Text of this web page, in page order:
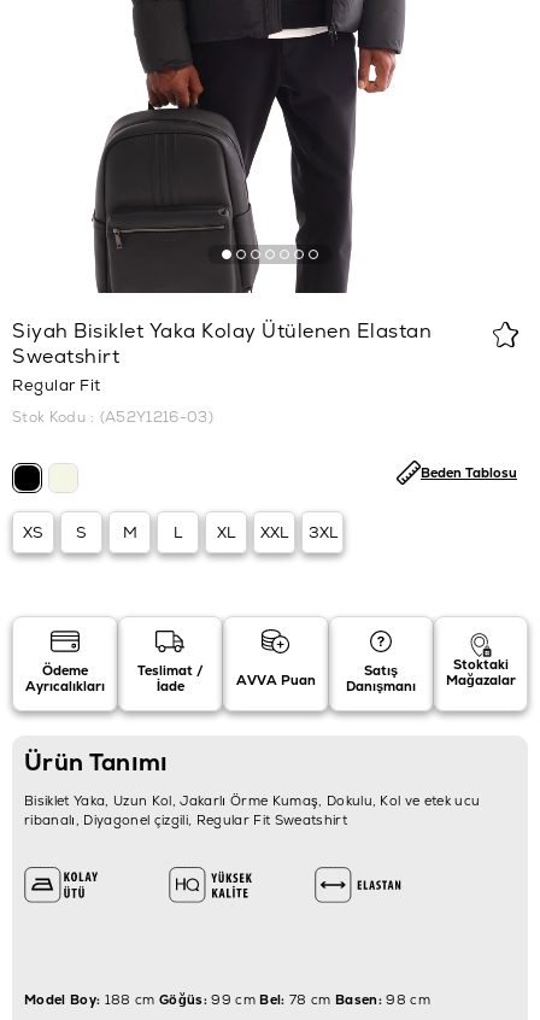
Siyah Bisiklet Yaka Kolay Ütülenen Elastan
Sweatshirt
Regular Fit
Stok Kodu (A52Y1216-03)
XS S M L XL XXL 3XL
Beden Tablosu
Ödeme
Ayrıcalıkları
Teslimat /
İade
AVVA Puan
Satış
Danışmanı
Stoktaki
Mağazalar
Ürün Tanımı
Bisiklet Yaka, Uzun Kol, Jakarlı Örme Kumaş, Dokulu, Kol ve etek ucu
ribanalı, Diyagonel çizgili, Regular Fit Sweatshirt
Model Boy: 188 cm Göğüs:99 cmBel: 78 cm Basen:98 cm